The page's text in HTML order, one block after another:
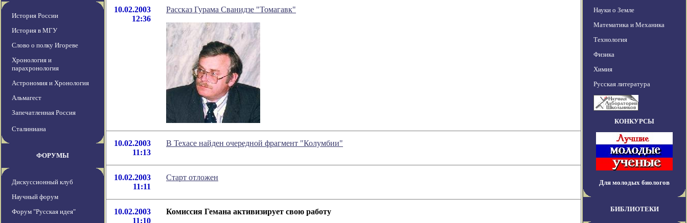
История России
История в МГУ
Слово о полку Игореве
Хронология и
парахронология
Астрономия и Хронология
Альмагест
Запечатленная Россия
Сталиниана
ФОРУМЫ
Дискуссионный клуб
Научный форум
Форум "Русская идея"
10.02.2003
12:36
Рассказ Гурама Сванидзе "Томагавк"
10.02.2003
11:13
В Техасе найден очередной фрагмент "Колумбии"
10.02.2003
11:11
Старт отложен
10.02.2003
11:10
Комиссия Гемана активизирует свою работу
Науки о Земле
Математика и Механика
Технология
Физика
Химия
Русская литература
КОНКУРСЫ
Для молодых биологов
БИБЛИОТЕКИ